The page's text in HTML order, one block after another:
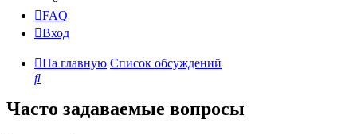
FAQ
Вход
На главную Список обсуждений
Поиск
Часто задаваемые вопросы